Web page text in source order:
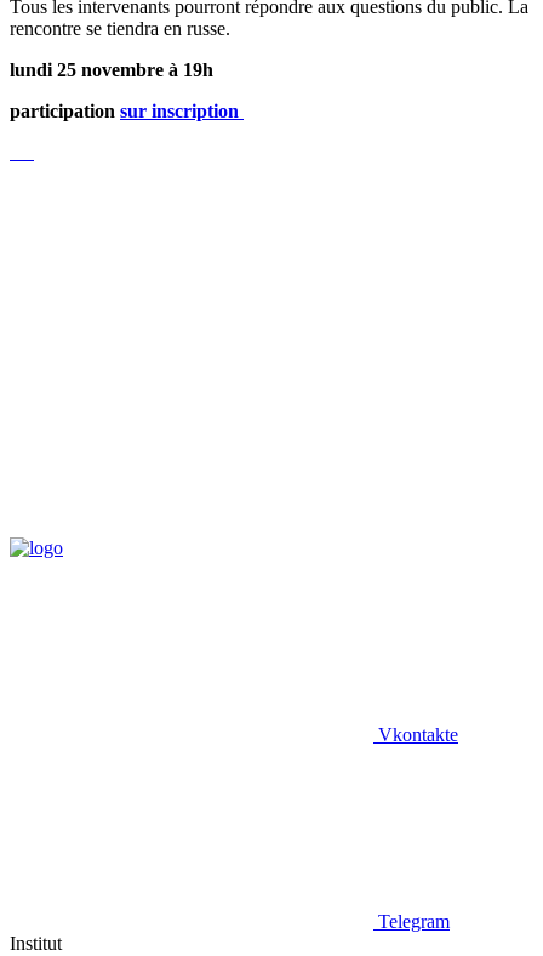
Tous les intervenants pourront répondre aux questions du public. La
rencontre se tiendra en russe.
lundi 25 novembre à 19h
participation sur inscription
Vkontakte
Telegram
Institut